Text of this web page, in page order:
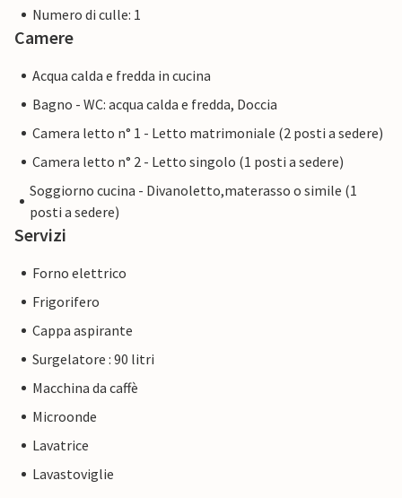
Numero di culle: 1
Camere
Acqua calda e fredda in cucina
Bagno - WC: acqua calda e fredda, Doccia
Camera letto n° 1 - Letto matrimoniale (2 posti a sedere)
Camera letto n° 2 - Letto singolo (1 posti a sedere)
Soggiorno cucina - Divanoletto,materasso o simile (1
posti a sedere)
Servizi
Forno elettrico
Frigorifero
Cappa aspirante
Surgelatore : 90 litri
Macchina da caffè
Microonde
Lavatrice
Lavastoviglie